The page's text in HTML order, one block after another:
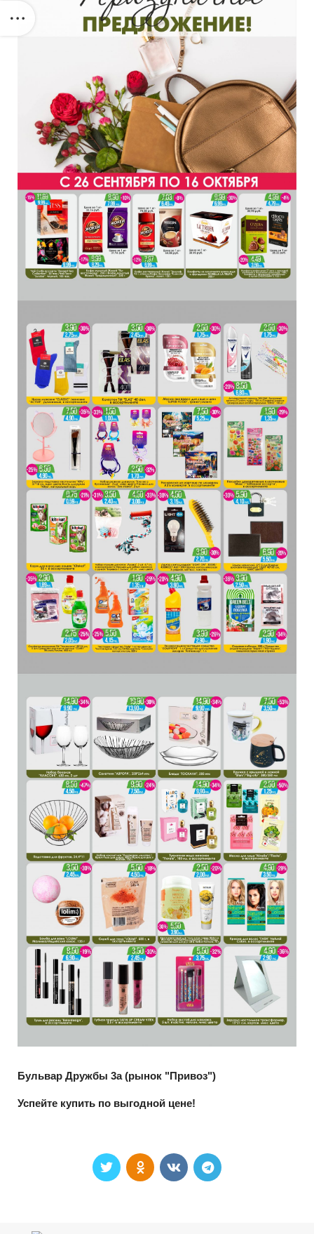
Бульвар Дружбы 3а (рынок "Привоз")
Успейте купить по выгодной цене!